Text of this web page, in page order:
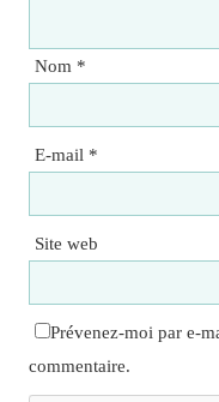
Nom *
E-mail *
Site web
Prévenez-moi par e-
commentaire.